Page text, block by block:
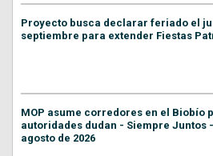
Proyecto busca declarar feriado el
septiembre para extender Fiestas
MOP asume corredores en el Biobío
autoridades dudan - Siempre Juntos -
agosto de 2026